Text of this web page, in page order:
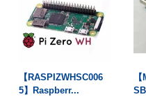
【RASPIZWHSC006
5】Raspberr...